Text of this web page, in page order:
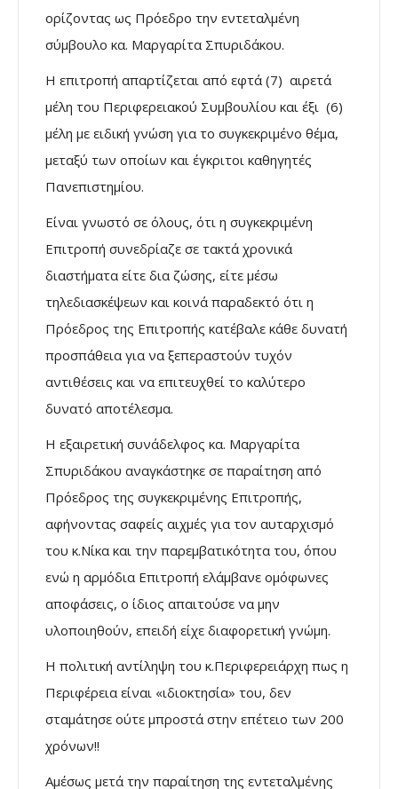
ορίζοντας ως Πρόεδρο την εντεταλμένη
σύμβουλο κα. Μαργαρίτα Σπυριδάκου.
Η επιτροπή απαρτίζεται από εφτά (7) αιρετά
μέλη του Περιφερειακού Συμβουλίου και έξι (6)
μέλη με ειδική γνώση για το συγκεκριμένο θέμα,
μεταξύ των οποίων και έγκριτοι καθηγητές
Πανεπιστημίου.
Είναι γνωστό σε όλους, ότι η συγκεκριμένη
Επιτροπή συνεδρίαζε σε τακτά χρονικά
διαστήματα είτε δια ζώσης, είτε μέσω
τηλεδιασκέψεων και κοινά παραδεκτό ότι η
Πρόεδρος της Επιτροπής κατέβαλε κάθε δυνατή
προσπάθεια για να ξεπεραστούν τυχόν
αντιθέσεις και να επιτευχθεί το καλύτερο
δυνατό αποτέλεσμα.
Η εξαιρετική συνάδελφος κα. Μαργαρίτα
Σπυριδάκου αναγκάστηκε σε παραίτηση από
Πρόεδρος της συγκεκριμένης Επιτροπής,
αφήνοντας σαφείς αιχμές για τον αυταρχισμό
του κ.Νίκα και την παρεμβατικότητα του, όπου
ενώ η αρμόδια Επιτροπή ελάμβανε ομόφωνες
αποφάσεις, ο ίδιος απαιτούσε να μην
υλοποιηθούν, επειδή είχε διαφορετική γνώμη.
Η πολιτική αντίληψη του κ.Περιφερειάρχη πως η
Περιφέρεια είναι «ιδιοκτησία» του, δεν
σταμάτησε ούτε μπροστά στην επέτειο των 200
χρόνων!!
Αμέσως μετά την παραίτηση της εντεταλμένης